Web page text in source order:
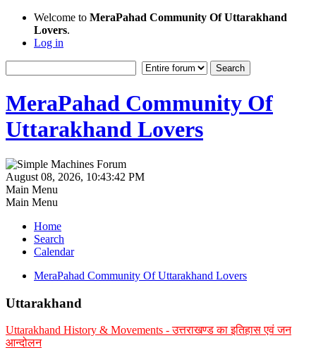
Welcome to MeraPahad Community Of Uttarakhand
Lovers.
Log in
MeraPahad Community Of
Uttarakhand Lovers
August 08, 2026, 10:43:42 PM
Main Menu
Main Menu
Home
Search
Calendar
MeraPahad Community Of Uttarakhand Lovers
Uttarakhand
Uttarakhand History & Movements - उत्तराखण्ड का इतिहास एवं जन
आन्दोलन